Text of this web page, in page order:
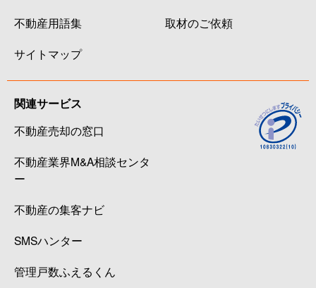
不動産用語集
サイトマップ
取材のご依頼
関連サービス
不動産売却の窓口
不動産業界M&A相談センタ
ー
不動産の集客ナビ
SMSハンター
管理戸数ふえるくん